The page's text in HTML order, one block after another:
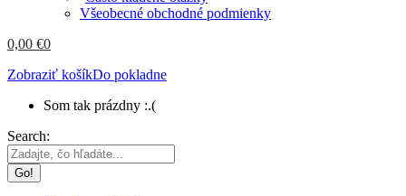
Všeobecné obchodné podmienky
0,00 €0
Zobraziť košíkDo pokladne
Som tak prázdny :.(
Search: